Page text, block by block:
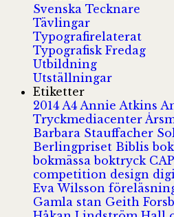
Svenska Tecknare
Tävlingar
Typografirelaterat
Typografisk Fredag
Utbildning
Utställningar
Etiketter
2014 A4 Annie Atkins
Tryckmediacenter
Barbara Stauffacher
Berlingpriset Biblis
bokmässaboktryck
competition design
Eva Wilsson
Gamla stan Geith